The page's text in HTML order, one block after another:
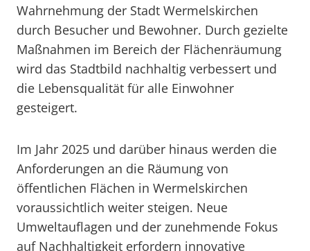
Wahrnehmung der Stadt Wermelskirchen
durch Besucher und Bewohner. Durch gezielte
Maßnahmen im Bereich der Flächenräumung
wird das Stadtbild nachhaltig verbessert und
die Lebensqualität für alle Einwohner
gesteigert.
Im Jahr 2025 und darüber hinaus werden die
Anforderungen an die Räumung von
öffentlichen Flächen in Wermelskirchen
voraussichtlich weiter steigen. Neue
Umweltauflagen und der zunehmende Fokus
auf Nachhaltigkeit erfordern innovative